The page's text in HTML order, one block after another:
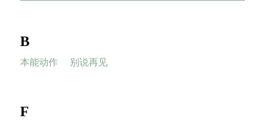
B
本能动作 别说再见
F